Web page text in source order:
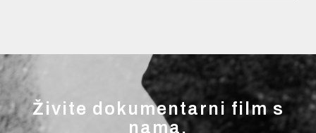
Živite dokumentarni film s
nama.